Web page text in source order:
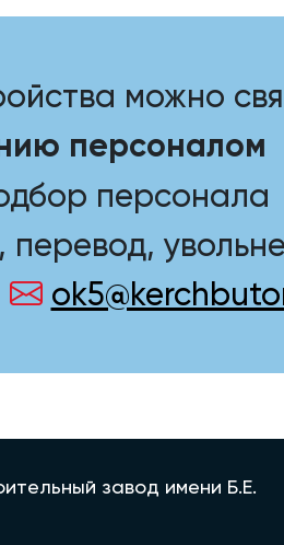
можно
персоналом
персонала
перевод,
завод имени Б.Е.